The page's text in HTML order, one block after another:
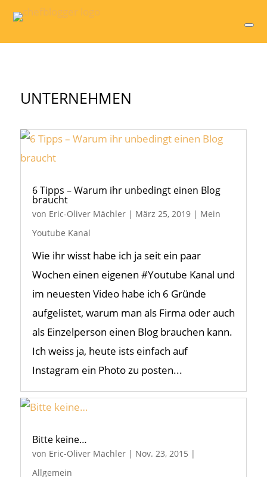
UNTERNEHMEN
6 Tipps – Warum ihr unbedingt einen Blog
braucht
von Eric-Oliver Mächler| März 25, 2019| Mein
Youtube Kanal
Wie ihr wisst habe ich ja seit ein paar
Wochen einen eigenen #Youtube Kanal und
im neuesten Video habe ich 6 Gründe
aufgelistet, warum man als Firma oder auch
als Einzelperson einen Blog brauchen kann.
Ich weiss ja, heute ists einfach auf
Instagram ein Photo zu posten...
Bitte keine…
von Eric-Oliver Mächler| Nov. 23, 2015 |
Allgemein